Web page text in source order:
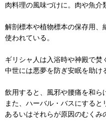
肉料理の風味づけに。肉や魚介
解剖標本や植物標本の保存用、
使われている。
ギリシャ人は入浴時や神殿で焚
中世には悪夢を防ぎ安眠を助け
飲用すると、風邪や腰痛を和ら
また、ハーバル・バスにすると
あるいはそれらが原因のむくみ